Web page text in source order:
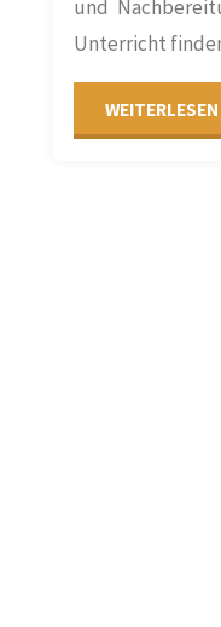
und
Unterricht
WEITERLESEN